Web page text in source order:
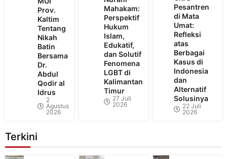
Prov.
Kaltim
Tentang
Nikah
Batin
Bersama
Dr.
Abdul
Qodir al
Idrus
2
Agustus
2026
Mahakam:
Perspektif
Hukum
Islam,
Edukatif,
dan Solutif
Fenomena
LGBT di
Kalimantan
Timur
27 Juli
2026
Pesantren
di Mata
Umat:
Refleksi
atas
Berbagai
Kasus di
Indonesia
dan
Alternatif
Solusinya
22 Juli
2026
Terkini